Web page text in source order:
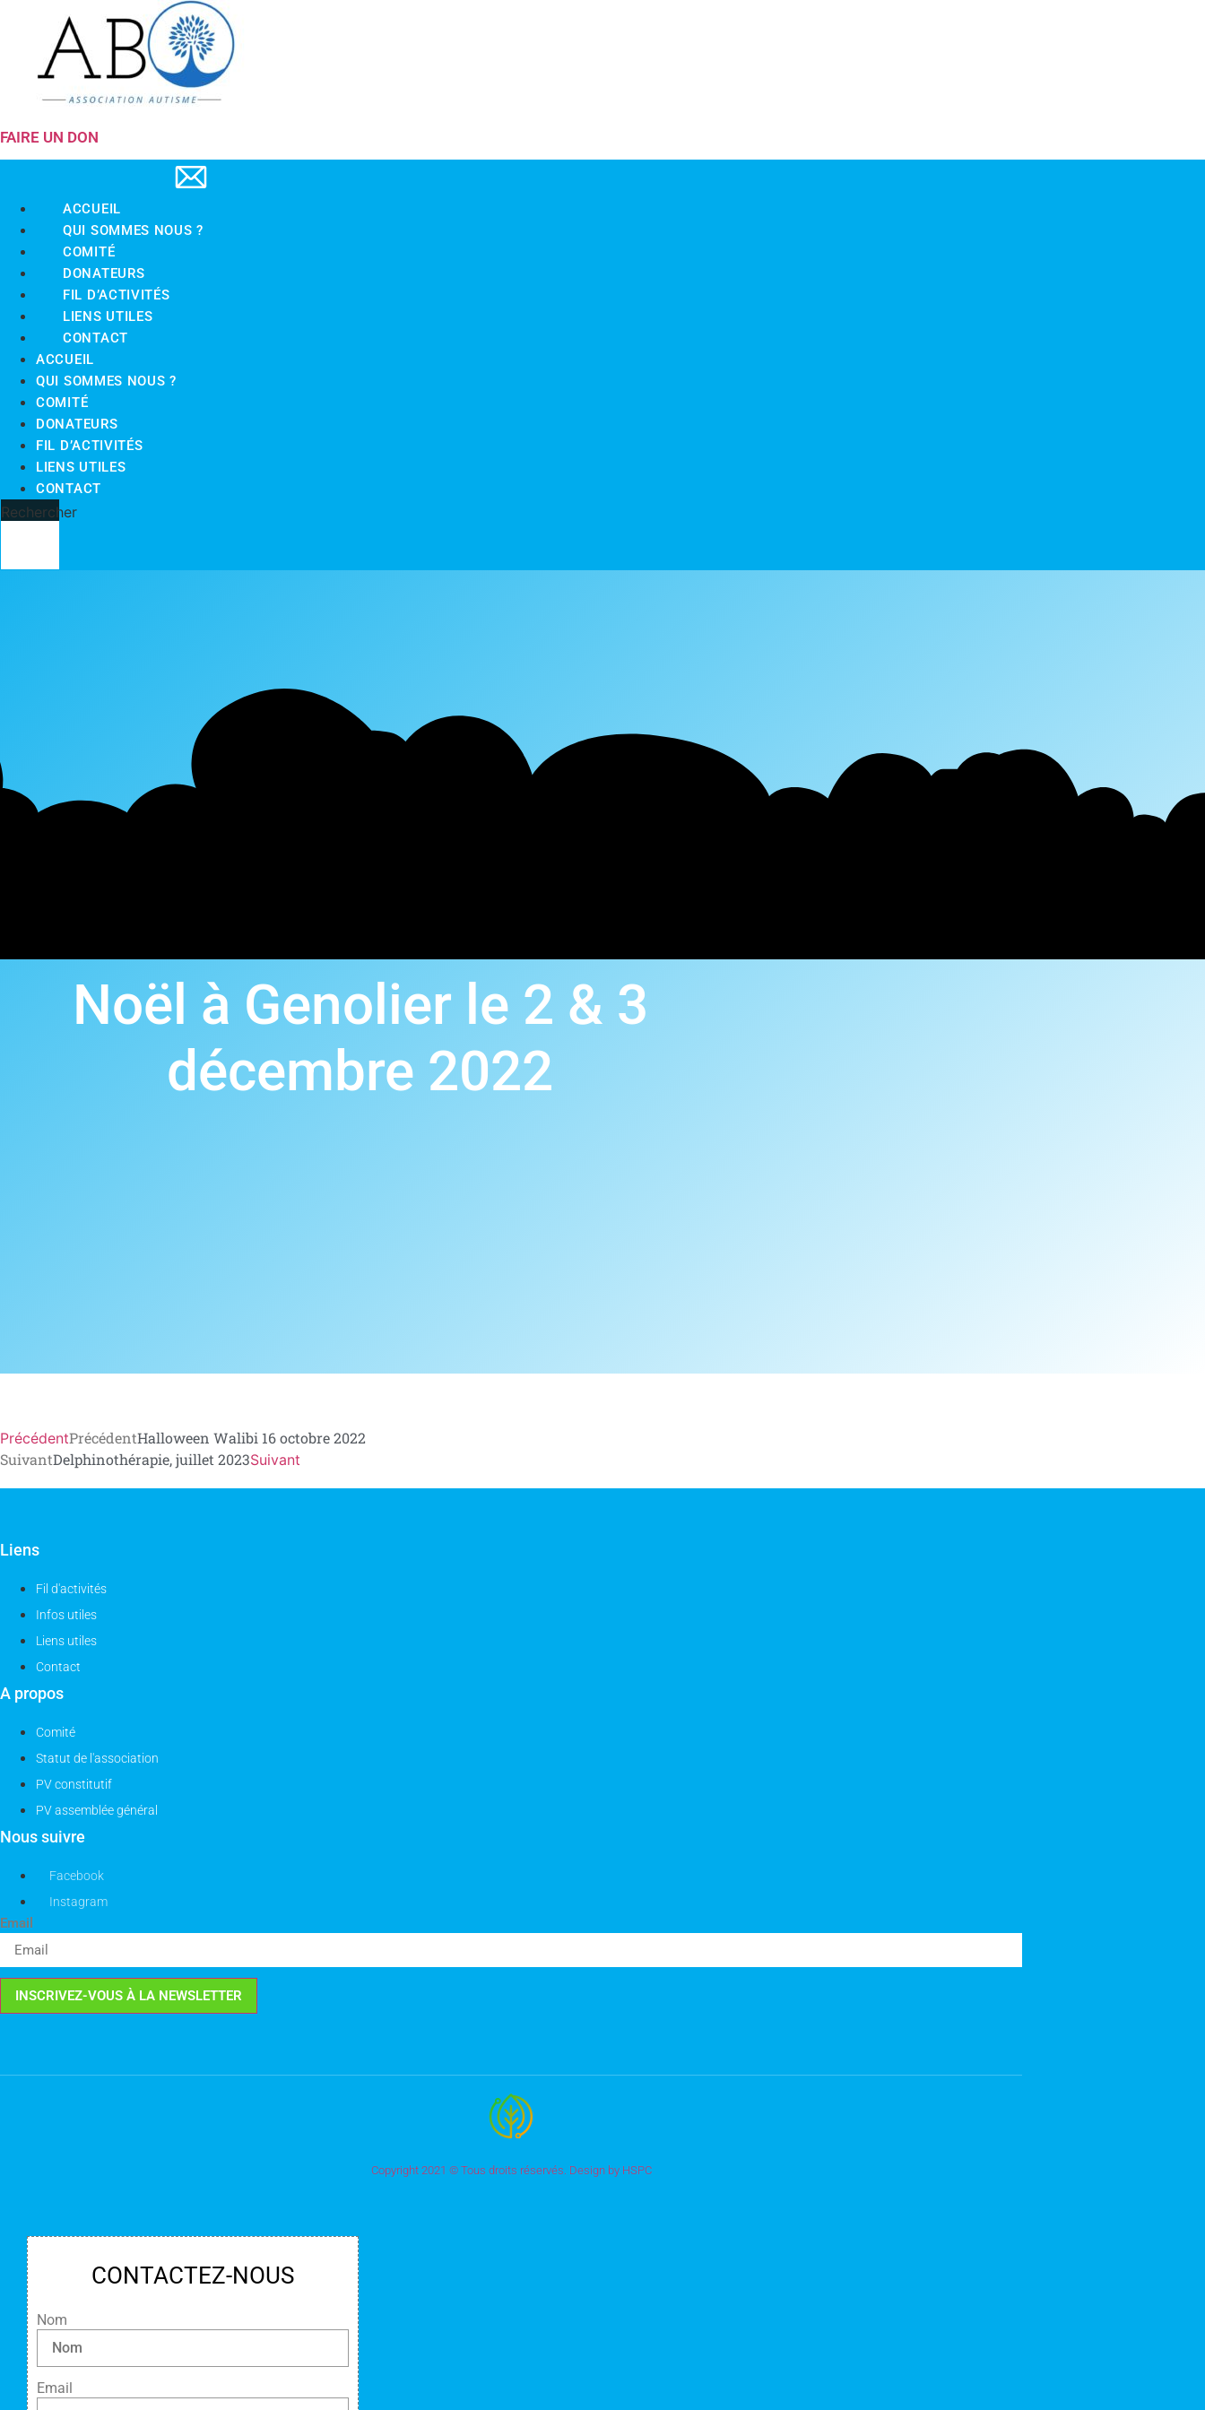
FAIRE UN DON
ACCUEIL
QUI SOMMES NOUS ?
COMITÉ
DONATEURS
FIL D’ACTIVITÉS
LIENS UTILES
CONTACT
ACCUEIL
QUI SOMMES NOUS ?
COMITÉ
DONATEURS
FIL D’ACTIVITÉS
LIENS UTILES
CONTACT
Rechercher
Noël à Genolier le 2 & 3
décembre 2022
PrécédentPrécédentHalloween Walibi 16 octobre 2022
SuivantDelphinothérapie, juillet 2023Suivant
Liens
Fil d'activités
Infos utiles
Liens utiles
Contact
A propos
Comité
Statut de l'association
PV constitutif
PV assemblée général
Nous suivre
Facebook
Instagram
Email
INSCRIVEZ-VOUS À LA NEWSLETTER
Copyright 2021 © Tous droits réservés. Design by HSPC
CONTACTEZ-NOUS
Nom
Email